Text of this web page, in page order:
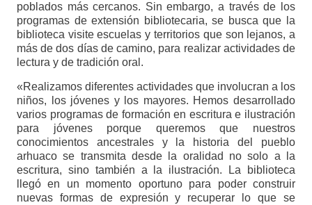
poblados más cercanos. Sin embargo, a través de los
programas de extensión bibliotecaria, se busca que la
biblioteca visite escuelas y territorios que son lejanos, a
más de dos días de camino, para realizar actividades de
lectura y de tradición oral.
«Realizamos diferentes actividades que involucran a los
niños, los jóvenes y los mayores. Hemos desarrollado
varios programas de formación en escritura e ilustración
para jóvenes porque queremos que nuestros
conocimientos ancestrales y la historia del pueblo
arhuaco se transmita desde la oralidad no solo a la
escritura, sino también a la ilustración. La biblioteca
llegó en un momento oportuno para poder construir
nuevas formas de expresión y recuperar lo que se